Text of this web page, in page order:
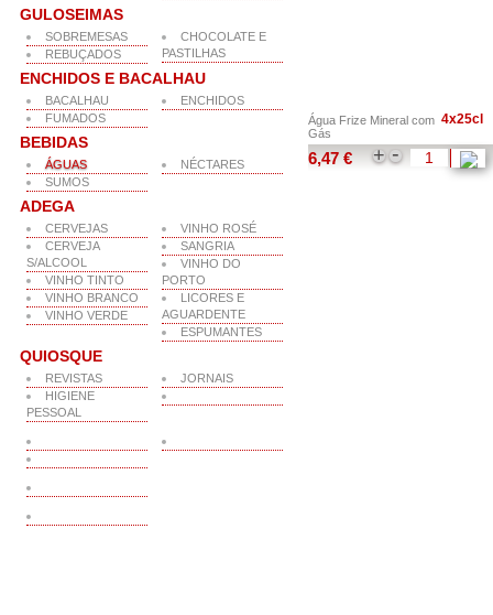
GULOSEIMAS
SOBREMESAS
REBUÇADOS
CHOCOLATE E
PASTILHAS
ENCHIDOS E BACALHAU
BACALHAU
FUMADOS
ENCHIDOS
BEBIDAS
ÁGUAS
SUMOS
NÉCTARES
ADEGA
CERVEJAS
CERVEJA
S/ALCOOL
VINHO TINTO
VINHO BRANCO
VINHO VERDE
VINHO ROSÉ
SANGRIA
VINHO DO
PORTO
LICORES E
AGUARDENTE
ESPUMANTES
QUIOSQUE
REVISTAS
HIGIENE
PESSOAL
JORNAIS
Água Frize Mineral com
Gás
4x25cl
6,47 € + -